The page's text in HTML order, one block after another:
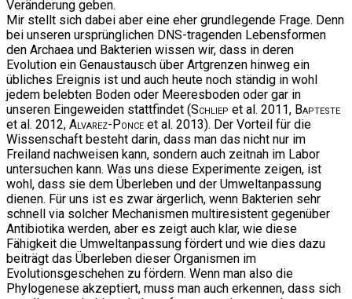
Veränderung geben.
Mir stellt sich dabei aber eine eher grundlegende Frage. Denn
bei unseren ursprünglichen DNS-tragenden Lebensformen
den Archaea und Bakterien wissen wir, dass in deren
Evolution ein Genaustausch über Artgrenzen hinweg ein
übliches Ereignis ist und auch heute noch ständig in wohl
jedem belebten Boden oder Meeresboden oder gar in
unseren Eingeweiden stattfindet (Schliep et al. 2011, Bapteste
et al. 2012, Alvarez-Ponce et al. 2013). Der Vorteil für die
Wissenschaft besteht darin, dass man das nicht nur im
Freiland nachweisen kann, sondern auch zeitnah im Labor
untersuchen kann. Was uns diese Experimente zeigen, ist
wohl, dass sie dem Überleben und der Umweltanpassung
dienen. Für uns ist es zwar ärgerlich, wenn Bakterien sehr
schnell via solcher Mechanismen multiresistent gegenüber
Antibiotika werden, aber es zeigt auch klar, wie diese
Fähigkeit die Umweltanpassung fördert und wie dies dazu
beiträgt das Überleben dieser Organismen im
Evolutionsgeschehen zu fördern. Wenn man also die
Phylogenese akzeptiert, muss man auch erkennen, dass sich